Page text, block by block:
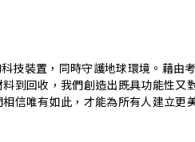
技裝置，同時守護地球環境。藉由
到回收，我們創造出既具功能性又
信唯有如此，才能為所有人建立更